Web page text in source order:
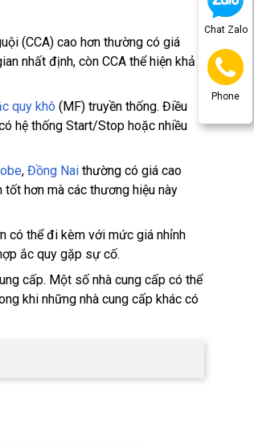
Chat Zalo
Phone
(CCA) cao hơn thường có giá
nhất định, còn CCA thể hiện khả
quy khô (MF) truyền thống. Điều
hệ thống Start/Stop hoặc nhiều
, Đồng Nai thường có giá cao
hơn mà các thương hiệu này
có thể đi kèm với mức giá nhỉnh
ắc quy gặp sự cố.
cấp. Một số nhà cung cấp có thể
khi những nhà cung cấp khác có